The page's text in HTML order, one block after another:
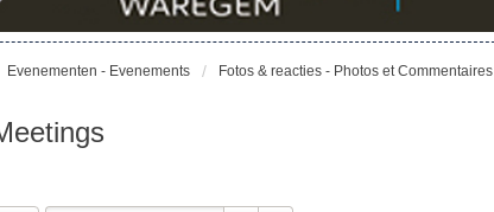
Evenementen - Evenements Fotos & reacties - Photos et Commentaires